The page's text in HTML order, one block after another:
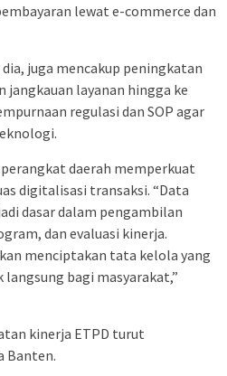
lewat e-commerce dan
juga mencakup peningkatan
jangkauan layanan hingga ke
regulasi dan SOP agar
daerah memperkuat
digitalisasi transaksi. “Data
dasar dalam pengambilan
dan evaluasi kinerja.
menciptakan tata kelola yang
bagi masyarakat,”
kinerja ETPD turut
Banten.